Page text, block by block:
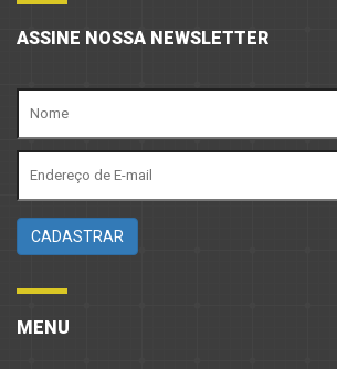
ASSINE NOSSA NEWSLETTER
MENU